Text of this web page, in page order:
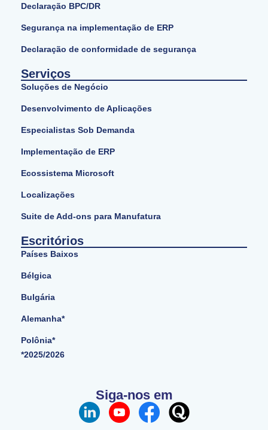
Declaração BPC/DR
Segurança na implementação de ERP
Declaração de conformidade de segurança
Serviços
Soluções de Negócio
Desenvolvimento de Aplicações
Especialistas Sob Demanda
Implementação de ERP
Ecossistema Microsoft
Localizações
Suite de Add-ons para Manufatura
Escritórios
Países Baixos
Bélgica
Bulgária
Alemanha*
Polônia*
*2025/2026
Siga-nos em